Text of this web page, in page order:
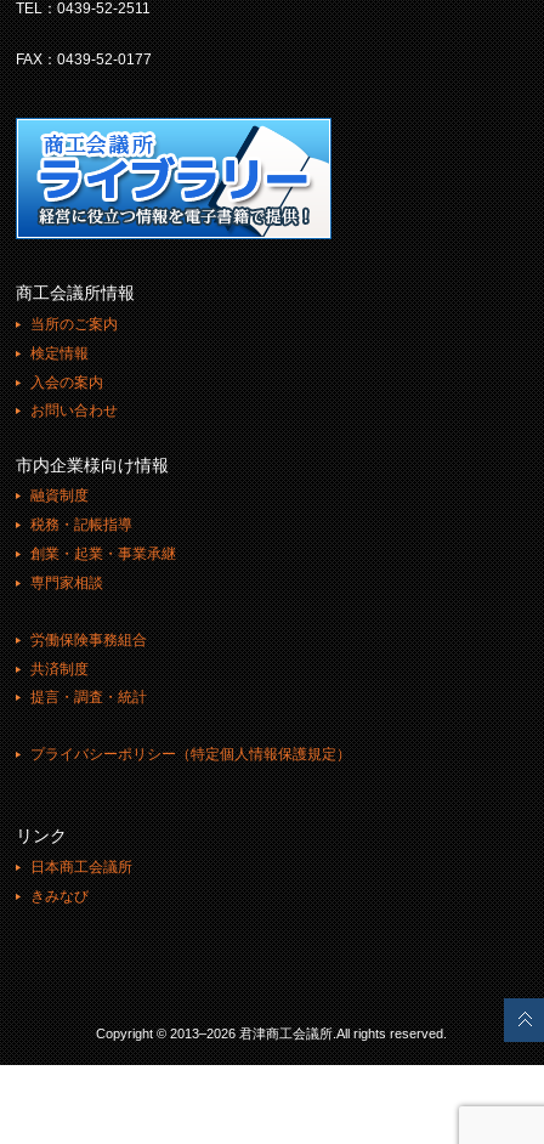
TEL：0439-52-2511
FAX：0439-52-0177
商工会議所情報
当所のご案内
検定情報
入会の案内
お問い合わせ
市内企業様向け情報
融資制度
税務・記帳指導
創業・起業・事業承継
専門家相談
労働保険事務組合
共済制度
提言・調査・統計
プライバシーポリシー（特定個人情報保護規定）
リンク
日本商工会議所
きみなび
Copyright © 2013–2026 君津商工会議所.All rights reserved.